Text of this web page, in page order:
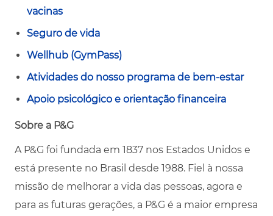
vacinas
Seguro de vida
Wellhub (GymPass)
Atividades do nosso programa de bem-estar
Apoio psicológico e orientação financeira
Sobre a P&G
A P&G foi fundada em 1837 nos Estados Unidos e
está presente no Brasil desde 1988. Fiel à nossa
missão de melhorar a vida das pessoas, agora e
para as futuras gerações, a P&G é a maior empresa